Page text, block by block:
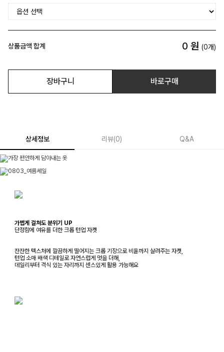
상품금액 합계 0 원 (0개)
장바구니 바로구매
상세정보 리뷰(0) Q&A
가볍게 걸쳐도 분위기 UP
단정함에 여유를 더한 크롭 턴업 자켓
잔잔한 텍스처에 깔끔하게 떨어지는 크롭 기장으로 비율까지 살려주는 자켓,
턴업 소매 배색 디테일로 자연스럽게 멋을 더해,
데일리부터 격식 있는 자리까지 센스있게 활용 가능해요